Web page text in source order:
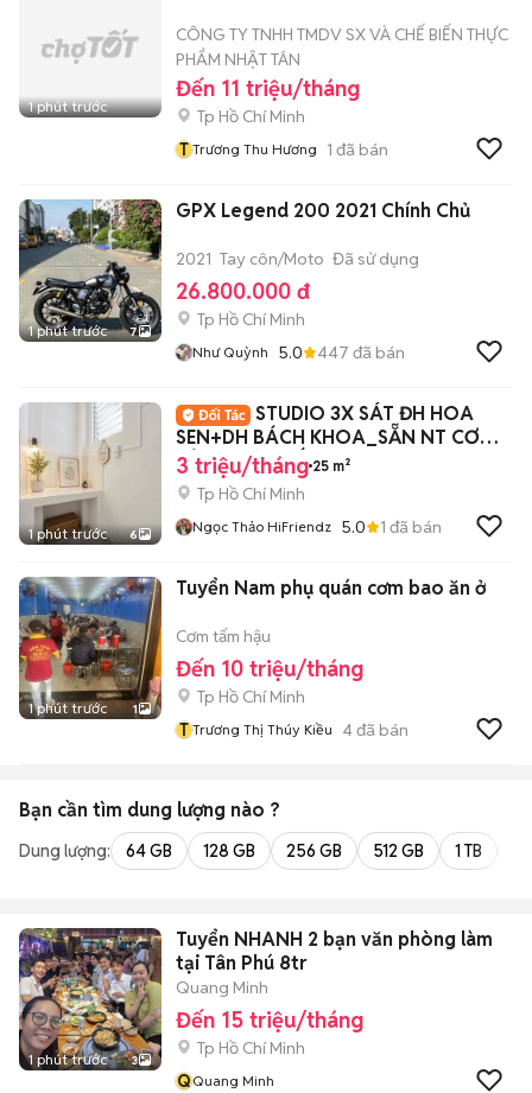
1 phút trước
CÔNG TY TNHH TMDV SX VÀ CHẾ BIẾN THỰC
PHẨM NHẬT TÂN
Đến 11 triệu/tháng
Tp Hồ Chí Minh
T Trương Thu Hương 1 đã bán
1 phút trước 7
GPX Legend 200 2021 Chính Chủ
2021 Tay côn/Moto Đã sử dụng
26.800.000 đ
Tp Hồ Chí Minh
Như Quỳnh 5.0 447 đã bán
1 phút trước 6
STUDIO 3X SÁT ĐH HOA
SEN+DH BÁCH KHOA_SẴN NT CƠ
BẢN_ GIỜ GIẤC TỰ DO ✨
3 triệu/tháng 25 m²
Tp Hồ Chí Minh
Ngọc Thảo HiFriendz 5.0 1 đã bán
1 phút trước 1
Tuyển Nam phụ quán cơm bao ăn ở
Cơm tấm hậu
Đến 10 triệu/tháng
Tp Hồ Chí Minh
T Trương Thị Thúy Kiều 4đã bán
Bạn cần tìm dung lượng nào ?
Dung lượng: 64 GB 128 GB 256 GB 512 GB 1 TB
1 phút trước 3
Tuyển NHANH 2 bạn văn phòng làm
tại Tân Phú 8tr
Quang Minh
Đến 15 triệu/tháng
Tp Hồ Chí Minh
QQuang Minh